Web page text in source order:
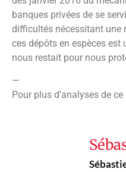
banques privées de se
difficultés nécessitant une
ces dépôts en espèces est
nous restait pour nous
—
Pour plus d’analyses de ce